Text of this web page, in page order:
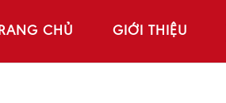
CHỦ GIỚI THIỆU